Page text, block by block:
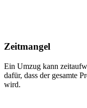
Zeitmangel
Ein Umzug kann
dafür, dass der gesamte
wird.